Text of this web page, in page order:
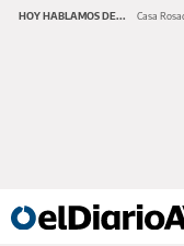
HOY HABLAMOS DE... Casa